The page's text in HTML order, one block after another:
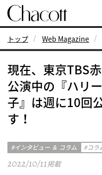
トップ Web Magazine
現在、東京TBS
公演中の『ハリ
子』は週に10回
す！
インタビュー ＆ コラム コラ
2022/10/11掲載